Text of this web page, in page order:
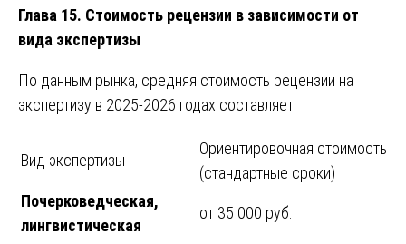
Глава 15. Стоимость рецензии в зависимости от
вида экспертизы
По данным рынка, средняя стоимость рецензии на
экспертизу в 2025-2026 годах составляет:
Вид экспертизы
Ориентировочная стоимость
(стандартные сроки)
Почерковедческая,
лингвистическая
от 35 000 руб.